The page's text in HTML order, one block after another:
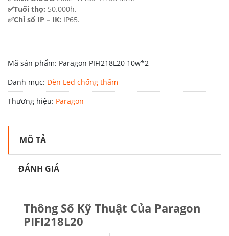
✅Tuổi thọ: 50.000h.
✅Chỉ số IP – IK: IP65.
Mã sản phẩm: Paragon PIFI218L20 10w*2
Danh mục: Đèn Led chống thấm
Thương hiệu: Paragon
MÔ TẢ
ĐÁNH GIÁ
Thông Số Kỹ Thuật Của Paragon
PIFI218L20